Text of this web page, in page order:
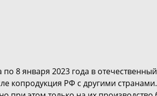
по 8 января 2023 года в
копродукция РФ с другими